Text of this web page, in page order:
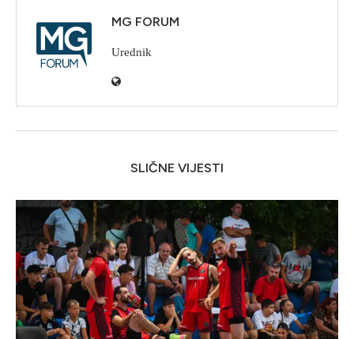
MG FORUM
Urednik
SLIČNE VIJESTI